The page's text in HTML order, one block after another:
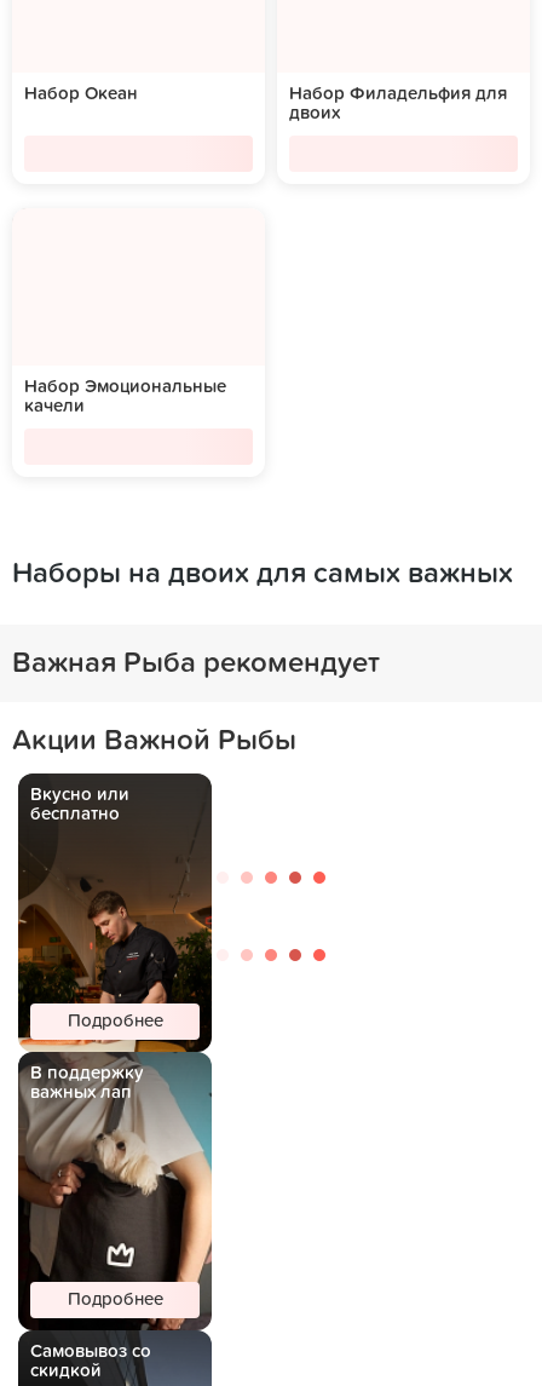
Набор Океан
Набор Филадельфия для
двоих
Набор Эмоциональные
качели
Наборы на двоих для самых важных
Важная Рыба рекомендует
Акции Важной Рыбы
Вкусно или
бесплатно
Подробнее
В поддержку
важных лап
Подробнее
Самовывоз со
скидкой